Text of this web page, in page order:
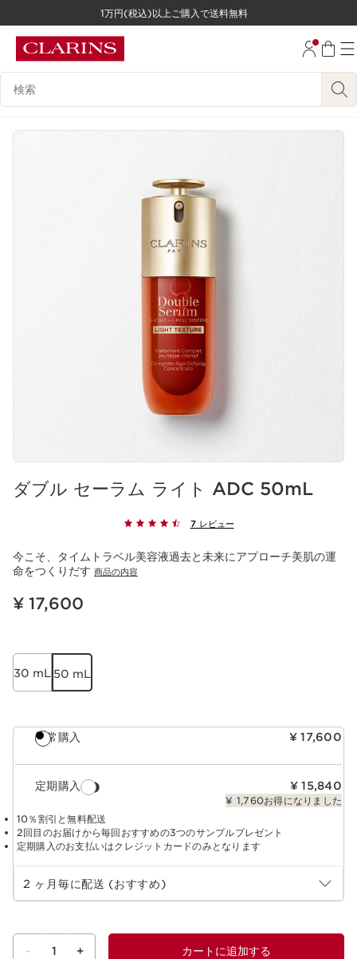
コンテンツへ移動
1万円(税込)以上ご購入で送料無料
検索候補
ダブル セーラム ライト ADC 50mL
7 レビュー
今こそ、タイムトラベル美容液過去と未来にアプローチ美肌の運
命をつくりだす 商品の内容
現在表示中の製品の価格 ¥ 17,600
¥ 17,600
30 mL 50 mL
通常購入 ¥ 17,600
定期購入 ¥ 15,840
¥ 1,760お得になりました
10％割引と無料配送
2回目のお届けから毎回おすすめの3つのサンプルプレゼント
定期購入のお支払いはクレジットカードのみとなります
定期購入の期間を選択
2 ヶ月毎に配送 (おすすめ)
- 1 + カートに追加する